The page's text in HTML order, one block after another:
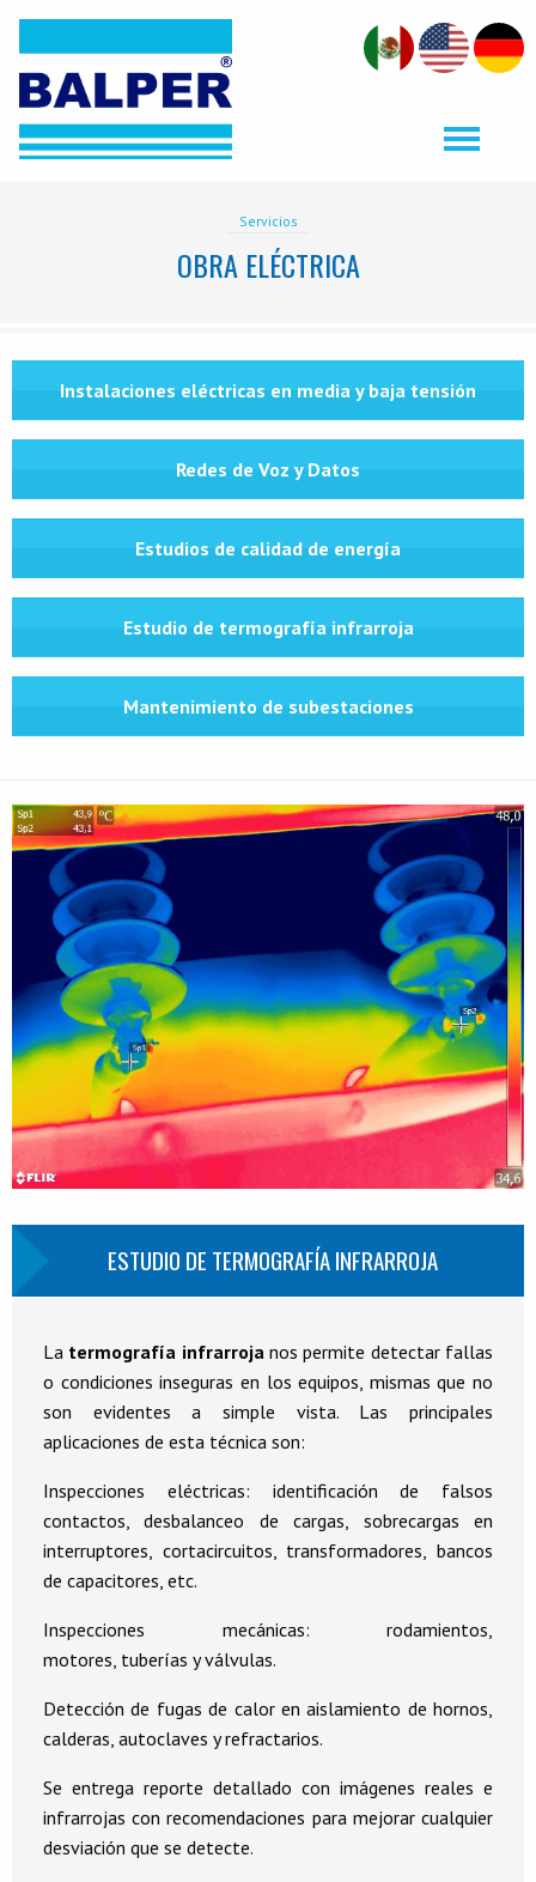
Servicios
OBRA ELÉCTRICA
Instalaciones eléctricas en media y baja tensión
Redes de Voz y Datos
Estudios de calidad de energía
Estudio de termografía infrarroja
Mantenimiento de subestaciones
ESTUDIO DE TERMOGRAFÍA INFRARROJA
La termografía infrarrojanos permite detectar fallas
o condiciones inseguras en los equipos, mismas que no
son evidentes a simple vista. Las principales
aplicaciones de esta técnica son:
Inspecciones eléctricas: identificación de falsos
contactos, desbalanceo de cargas, sobrecargas en
interruptores, cortacircuitos, transformadores, bancos
de capacitores, etc.
Inspecciones mecánicas: rodamientos,
motores, tuberías y válvulas.
Detección de fugas de calor en aislamiento de hornos,
calderas, autoclaves y refractarios.
Se entrega reporte detallado con imágenes reales e
infrarrojas con recomendaciones para mejorar cualquier
desviación que se detecte.